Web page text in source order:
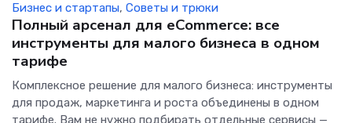
Бизнес и стартапы, Советы и трюки
Полный арсенал для eCommerce: все
инструменты для малого бизнеса в одном
тарифе
Комплексное решение для малого бизнеса: инструменты
для продаж, маркетинга и роста объединены в одном
тарифе. Вам не нужно подбирать отдельные сервисы —